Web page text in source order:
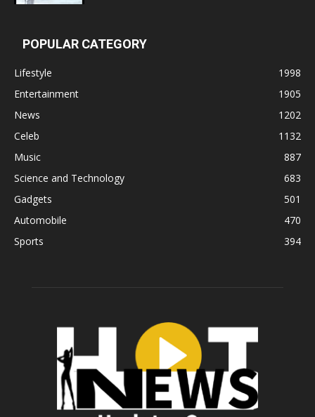
POPULAR CATEGORY
Lifestyle
1998
Entertainment
1905
News
1202
Celeb
1132
Music
887
Science and Technology
683
Gadgets
501
Automobile
470
Sports
394